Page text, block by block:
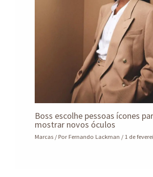
Boss escolhe pessoas ícones
mostrar novos óculos
Marcas / PorFernando Lackman /1 de